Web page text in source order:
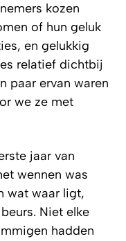
kozen
of hun geluk
en gelukkig
relatief dichtbij
paar ervan waren
we ze met
jaar van
wennen was
wat waar ligt,
Niet elke
hadden